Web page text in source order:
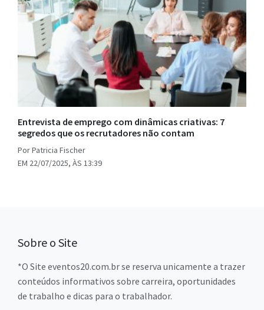
Entrevista de emprego com dinâmicas criativas: 7
segredos que os recrutadores não contam
Por Patricia Fischer
EM 22/07/2025, ÀS 13:39
Sobre o Site
*O Site eventos20.com.br se reserva unicamente a trazer
conteúdos informativos sobre carreira, oportunidades
de trabalho e dicas para o trabalhador.